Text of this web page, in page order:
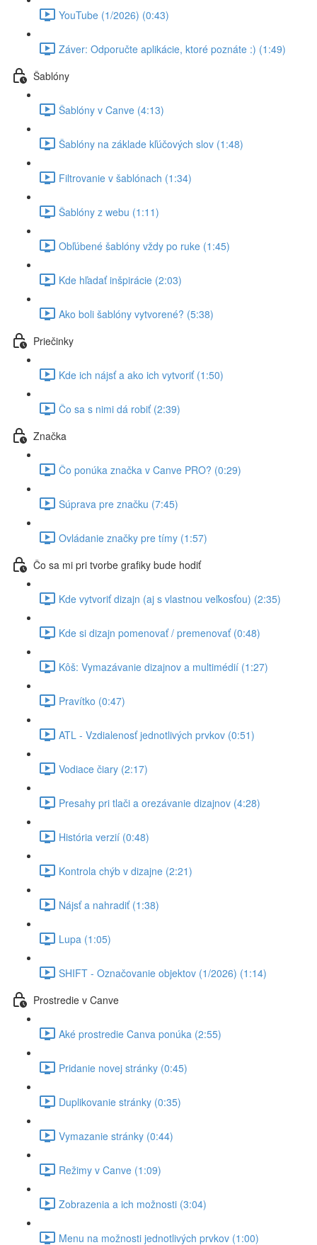
YouTube (1/2026) (0:43)
Záver: Odporučte aplikácie, ktoré poznáte :) (1:49)
Šablóny
Šablóny v Canve (4:13)
Šablóny na základe kľúčových slov (1:48)
Filtrovanie v šablónach (1:34)
Šablóny z webu (1:11)
Obľúbené šablóny vždy po ruke (1:45)
Kde hľadať inšpirácie (2:03)
Ako boli šablóny vytvorené? (5:38)
Priečinky
Kde ich nájsť a ako ich vytvoriť (1:50)
Čo sa s nimi dá robiť (2:39)
Značka
Čo ponúka značka v Canve PRO? (0:29)
Súprava pre značku (7:45)
Ovládanie značky pre tímy (1:57)
Čo sa mi pri tvorbe grafiky bude hodiť
Kde vytvoriť dizajn (aj s vlastnou veľkosťou) (2:35)
Kde si dizajn pomenovať / premenovať (0:48)
Kôš: Vymazávanie dizajnov a multimédií (1:27)
Pravítko (0:47)
ATL - Vzdialenosť jednotlivých prvkov (0:51)
Vodiace čiary (2:17)
Presahy pri tlači a orezávanie dizajnov (4:28)
História verzií (0:48)
Kontrola chýb v dizajne (2:21)
Nájsť a nahradiť (1:38)
Lupa (1:05)
SHIFT - Označovanie objektov (1/2026) (1:14)
Prostredie v Canve
Aké prostredie Canva ponúka (2:55)
Pridanie novej stránky (0:45)
Duplikovanie stránky (0:35)
Vymazanie stránky (0:44)
Režimy v Canve (1:09)
Zobrazenia a ich možnosti (3:04)
Menu na možnosti jednotlivých prvkov (1:00)